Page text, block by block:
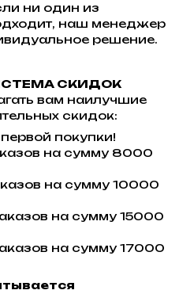
ни один из
наш менеджер
решение.
СКИДОК
вам наилучшие
скидок:
покупки!
на сумму 8000
на сумму 10000
на сумму 15000
на сумму 17000